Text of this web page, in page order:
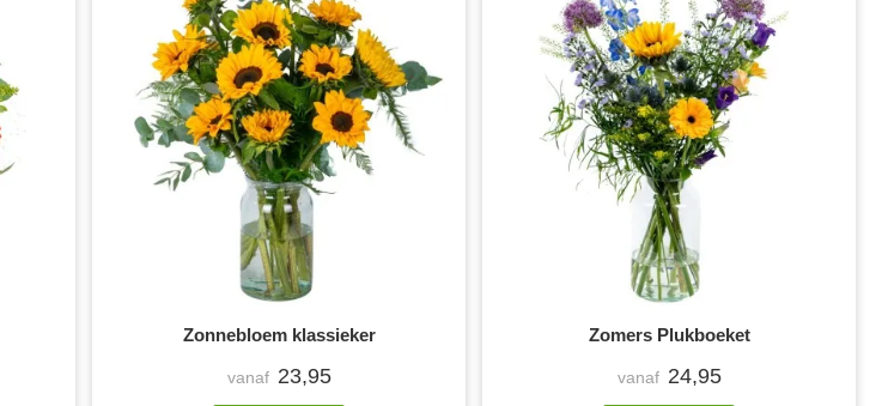
Zonnebloem klassieker
vanaf 23,95
Zomers Plukboeket
vanaf 24,95